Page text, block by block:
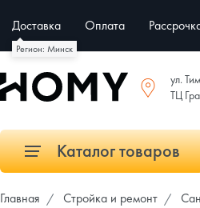
Регион: Минск
Доставка Оплата
ул.
ТЦ
Каталог товаров
Главная Стройка и ремонт